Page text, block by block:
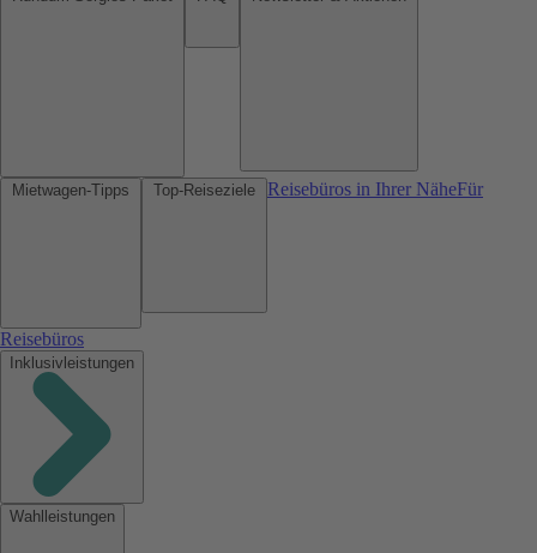
Reisebüros in Ihrer NäheFür
Reisebüros
Inklusivleistungen
Wahlleistungen